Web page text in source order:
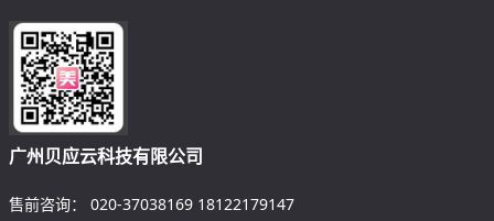
广州贝应云科技有限公司
售前咨询： 020-37038169 18122179147